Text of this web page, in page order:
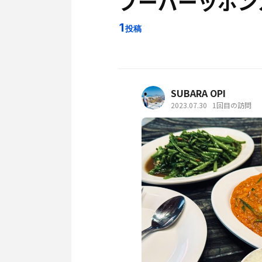
1投稿
SUBARA OPI
2023.07.30 1回目の訪問